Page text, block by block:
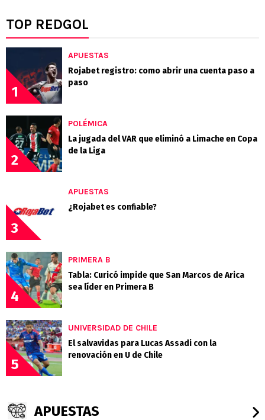
TOP REDGOL
1
APUESTAS
Rojabet registro: como abrir una cuenta paso a
paso
2
POLÉMICA
La jugada del VAR que eliminó a Limache en Copa
de la Liga
3
APUESTAS
¿Rojabet es confiable?
4
PRIMERA B
Tabla: Curicó impide que San Marcos de Arica
sea líder en Primera B
5
UNIVERSIDAD DE CHILE
El salvavidas para Lucas Assadi con la
renovación en U de Chile
APUESTAS